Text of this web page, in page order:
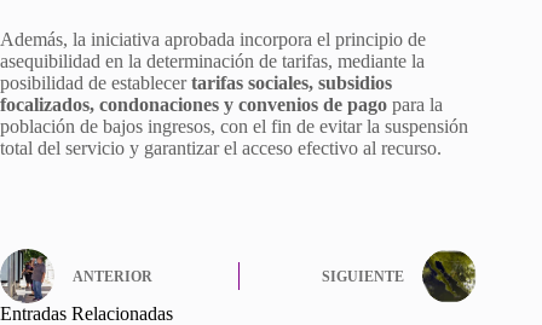
Además, la iniciativa aprobada incorpora el principio de
asequibilidad en la determinación de tarifas, mediante la
posibilidad de establecertarifas sociales, subsidios
focalizados, condonaciones y convenios de pago para la
población de bajos ingresos, con el fin de evitar la suspensión
total del servicio y garantizar el acceso efectivo al recurso.
ANTERIOR SIGUIENTE
Entradas Relacionadas